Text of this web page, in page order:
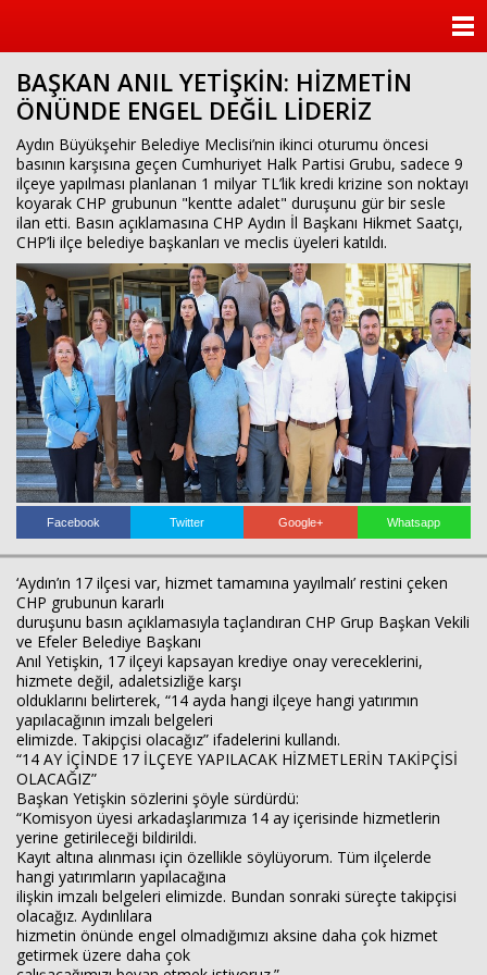
BAŞKAN ANIL YETİŞKİN: HİZMETİN
ÖNÜNDE ENGEL DEĞİL LİDERİZ
Aydın Büyükşehir Belediye Meclisi’nin ikinci oturumu öncesi
basının karşısına geçen Cumhuriyet Halk Partisi Grubu, sadece 9
ilçeye yapılması planlanan 1 milyar TL’lik kredi krizine son noktayı
koyarak CHP grubunun "kentte adalet" duruşunu gür bir sesle
ilan etti. Basın açıklamasına CHP Aydın İl Başkanı Hikmet Saatçı,
CHP’li ilçe belediye başkanları ve meclis üyeleri katıldı.
Facebook Twitter Google+ Whatsapp
‘Aydın’ın 17 ilçesi var, hizmet tamamına yayılmalı’ restini çeken
CHP grubunun kararlı
duruşunu basın açıklamasıyla taçlandıran CHP Grup Başkan Vekili
ve Efeler Belediye Başkanı
Anıl Yetişkin, 17 ilçeyi kapsayan krediye onay vereceklerini,
hizmete değil, adaletsizliğe karşı
olduklarını belirterek, “14 ayda hangi ilçeye hangi yatırımın
yapılacağının imzalı belgeleri
elimizde. Takipçisi olacağız” ifadelerini kullandı.
“14 AY İÇİNDE 17 İLÇEYE YAPILACAK HİZMETLERİN TAKİPÇİSİ
OLACAĞIZ”
Başkan Yetişkin sözlerini şöyle sürdürdü:
“Komisyon üyesi arkadaşlarımıza 14 ay içerisinde hizmetlerin
yerine getirileceği bildirildi.
Kayıt altına alınması için özellikle söylüyorum. Tüm ilçelerde
hangi yatırımların yapılacağına
ilişkin imzalı belgeleri elimizde. Bundan sonraki süreçte takipçisi
olacağız. Aydınlılara
hizmetin önünde engel olmadığımızı aksine daha çok hizmet
getirmek üzere daha çok
KATEGORİLER
ANKETLER
FOTO GALERİ
VİDEO GALERİ
KÜNYE
İLETİŞİM
Haberin Doğru Adresi.